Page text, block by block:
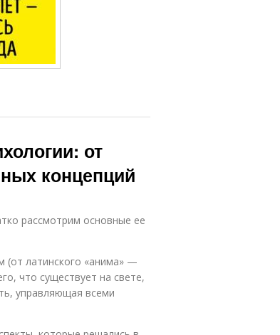
от
концепций
рассмотрим основные ее
(от латинского «анима» —
что существует на свете,
управляющая всеми